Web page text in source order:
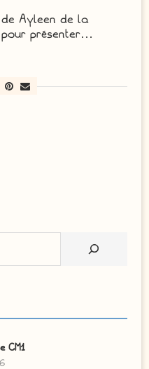
Ayleen de la
présenter…
CM1